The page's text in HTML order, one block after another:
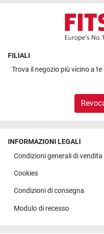
FILIALI
Trova il negozio più vicino a te
INFORMAZIONI LEGALI
Condizioni generali di vendita
Cookies
Condizioni di consegna
Modulo di recesso